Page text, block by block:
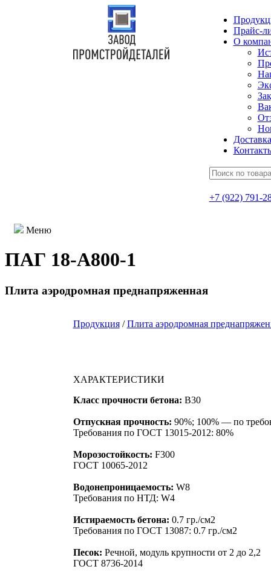
Прайс-
О
Доставка
+7 (922) 791-
Меню
ПАГ 18-А800-1
Плита аэродромная преднапряженная
Продукция/Плита аэродромная
ХАРАКТЕРИСТИКИ
Класс прочности бетона: B30
Отпускная прочность: 90%; 100% — по
Требования по ГОСТ 13015-2012: 80%
Морозостойкость: F300
ГОСТ 10065-2012
Водонепроницаемость: W8
Требования по НТД: W4
Истираемость бетона: 0.7 гр./см2
Требования по ГОСТ 13087: 0.7 гр./см2
Песок: Речной, модуль крупности от 2 до 2,2
ГОСТ 8736-2014